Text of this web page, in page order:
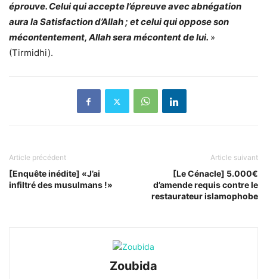
éprouve. Celui qui accepte l’épreuve avec abnégation
aura la Satisfaction d’Allah ; et celui qui oppose son
mécontentement, Allah sera mécontent de lui. »
(Tirmidhi).
Article précédent
[Enquête inédite] «J’ai
infiltré des musulmans !»
Article suivant
[Le Cénacle] 5.000€
d’amende requis contre le
restaurateur islamophobe
Zoubida